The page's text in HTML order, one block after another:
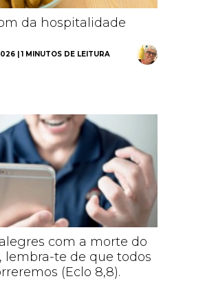
da hospitalidade
| 1 MINUTOS DE LEITURA
com a morte do
lembra-te de que todos
(Eclo 8,8).